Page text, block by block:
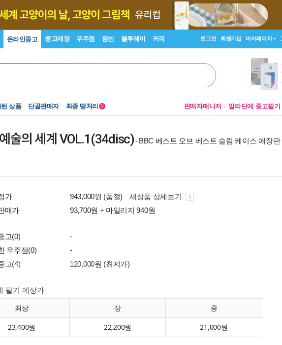
온라인중고 중고매장 우주점 음반 블루레이 커피 로그인 회원가입 마이페이지
상품 단골판매자 최종 땡처리 N 판매자매니저 알라딘에 중고팔기
술의 세계 VOL.1(34disc) - BBC 베스트 오브 베스트 슬림 케이스 애장
가 943,000원 (품절)
새상품 상세보기
매가
93,700원 + 마일리지 940원
고(0)
-
우주점(0)
-
고(4)
120,000원 (최저가)
팔기 예상가
최상 상 중
23,400원 22,200원 21,000원